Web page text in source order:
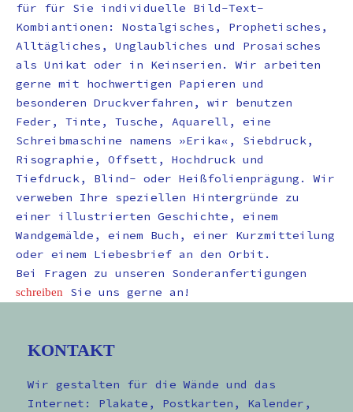
für für Sie individuelle Bild-Text-
Kombiantionen: Nostalgisches, Prophetisches,
Alltägliches, Unglaubliches und Prosaisches
als Unikat oder in Keinserien. Wir arbeiten
gerne mit hochwertigen Papieren und
besonderen Druckverfahren, wir benutzen
Feder, Tinte, Tusche, Aquarell, eine
Schreibmaschine namens »Erika«, Siebdruck,
Risographie, Offsett, Hochdruck und
Tiefdruck, Blind- oder Heißfolienprägung. Wir
verweben Ihre speziellen Hintergründe zu
einer illustrierten Geschichte, einem
Wandgemälde, einem Buch, einer Kurzmitteilung
oder einem Liebesbrief an den Orbit.
Bei Fragen zu unseren Sonderanfertigungen
schreiben Sie uns gerne an!
KONTAKT
Wir gestalten für die Wände und das
Internet: Plakate, Postkarten, Kalender,